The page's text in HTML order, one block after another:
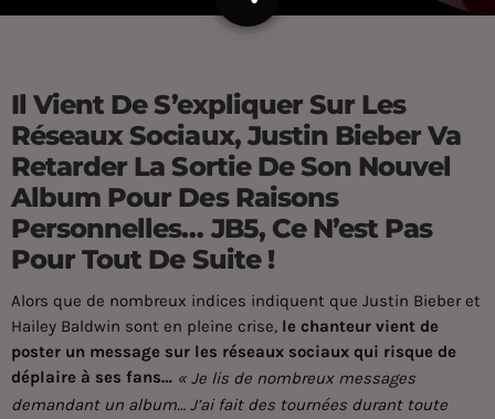
Il Vient De S’expliquer Sur Les
Réseaux Sociaux, Justin Bieber Va
Retarder La Sortie De Son Nouvel
Album Pour Des Raisons
Personnelles… JB5, Ce N’est Pas
Pour Tout De Suite !
Alors que de nombreux indices indiquent que Justin Bieber et
Hailey Baldwin sont en pleine crise, le chanteur vient de
poster un message sur les réseaux sociaux qui risque de
déplaire à ses fans… « Je lis de nombreux messages
demandant un album… J’ai fait des tournées durant toute